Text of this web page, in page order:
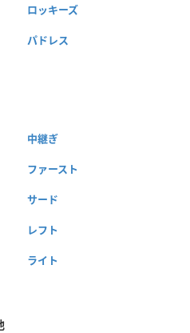
ロッキーズ
パドレス
中継ぎ
ファースト
サード
レフト
ライト